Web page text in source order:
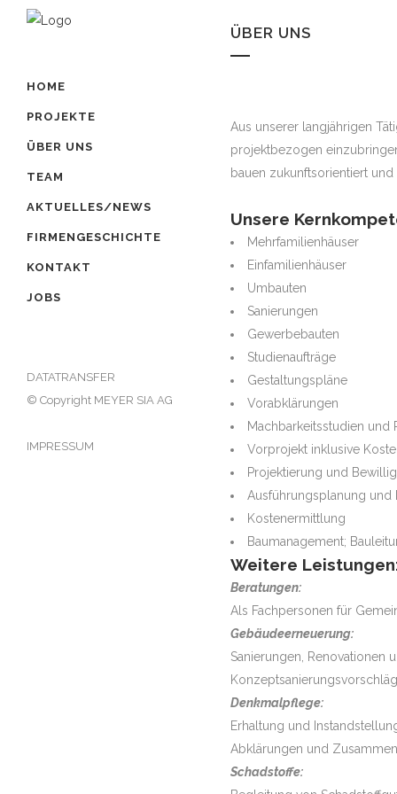
HOME
PROJEKTE
ÜBER UNS
TEAM
AKTUELLES/NEWS
FIRMENGESCHICHTE
KONTAKT
JOBS
DATATRANSFER
© Copyright MEYER SIA AG
IMPRESSUM
ÜBER UNS
Aus unserer langjährigen
projektbezogen
bauen zukunftsorientiert
Unsere
Mehrfamilienhäuser
Einfamilienhäuser
Umbauten
Sanierungen
Gewerbebauten
Studienaufträge
Gestaltungspläne
Vorabklärungen
Machbarkeitsstudien und
Vorprojekt inklusive
Projektierung und
Ausführungsplanung und
Kostenermittlung
Baumanagement;
Weitere
Beratungen:
Als Fachpersonen für
Gebäudeerneuerung:
Sanierungen, Renovationen
Denkmalpflege:
Erhaltung und
Abklärungen und
Schadstoffe: